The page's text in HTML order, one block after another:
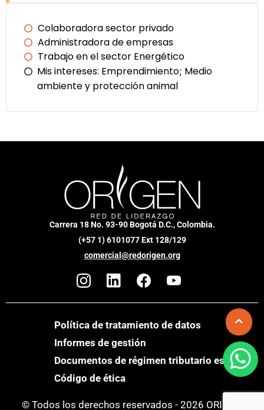
Colaboradora sector privado
Administradora de empresas
Trabajo en el sector Energético
Mis intereses: Emprendimiento; Medio
ambiente y protección animal
Carrera 18 No. 93-90 Bogotá D.C., Colombia.
(+57 1) 6101077 Ext 128/129
comercial@redorigen.org
Política de tratamiento de datos
Informes de gestión
Documentos de régimen tributario especial
Código de ética
© Todos los derechos reservados - 2026 ORIGEN